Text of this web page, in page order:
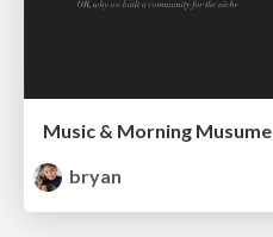
Music & Morning Musume
bryan